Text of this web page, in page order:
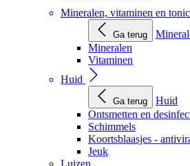
Mineralen, vitaminen en
Ga terug
Mineralen
Vitaminen
Huid
Ga terug
Huid
Ontsmetten en
Schimmels
Koortsblaasjes -
Jeuk
Luizen